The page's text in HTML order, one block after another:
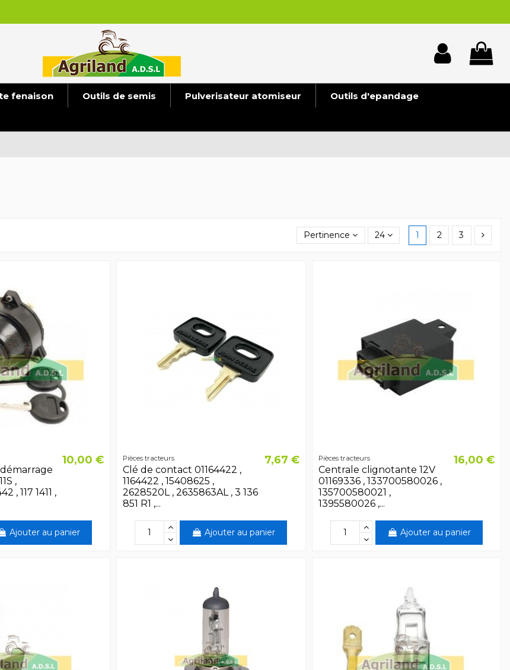
fenaison Outils de semis Pulverisateur atomiseur Outils d'epandage
Pertinence 24 1 2 3
,
, 117 1411 ,
10,00 €
Ajouter au panier
Pièces tracteurs
Clé de contact 01164422 ,
1164422 , 15408625 ,
2628520L , 2635863AL , 3 136
851 R1 ,...
7,67 €
Ajouter au panier
Pièces tracteurs
Centrale clignotante 12V
01169336 , 133700580026 ,
135700580021 ,
1395580026 ,...
16,00 €
Ajouter au panier